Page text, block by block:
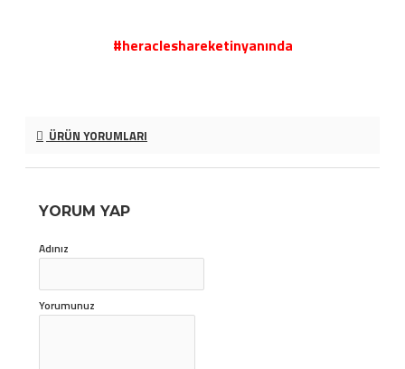
#heracleshareketinyanında
ÜRÜN YORUMLARI
YORUM YAP
Adınız
Yorumunuz